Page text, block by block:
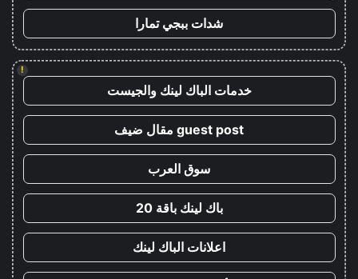
شدات ببجي تمارا
!
خدمات الباك لينك والجيست
guest post مقال ضيف
سوق العرب
باك لينك باقة 20
اعلانات الباك لينك